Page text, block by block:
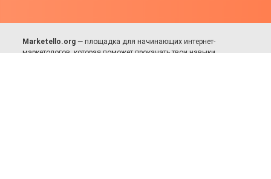
Marketello.org — площадка для начинающих интернет-
маркетологов, которая поможет прокачать твои навыки.